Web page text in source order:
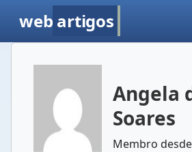
web artigos
Angela
Soares
Membro